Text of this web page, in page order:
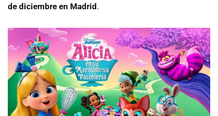
de diciembre en Madrid.